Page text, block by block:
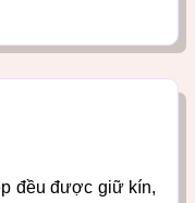
đều được giữ kín,